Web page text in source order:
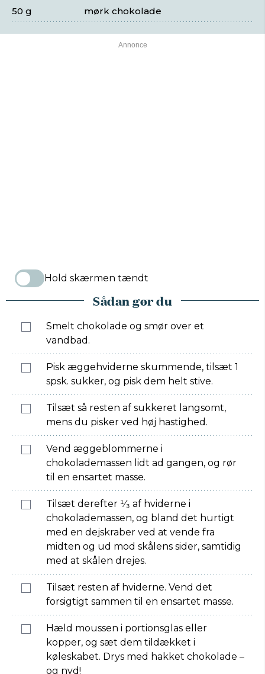
mørk chokolade
50 g
Hold skærmen tændt
Sådan gør du
Smelt chokolade og smør over et
vandbad.
Pisk æggehviderne skummende, tilsæt 1
spsk. sukker, og pisk dem helt stive.
Tilsæt så resten af sukkeret langsomt,
mens du pisker ved høj hastighed.
Vend æggeblommerne i
chokolademassen lidt ad gangen, og rør
til en ensartet masse.
Tilsæt derefter ¹⁄₃ af hviderne i
chokolademassen, og bland det hurtigt
med en dejskraber ved at vende fra
midten og ud mod skålens sider, samtidig
med at skålen drejes.
Tilsæt resten af hviderne. Vend det
forsigtigt sammen til en ensartet masse.
Hæld moussen i portionsglas eller
kopper, og sæt dem tildækket i
køleskabet. Drys med hakket chokolade –
og nyd!